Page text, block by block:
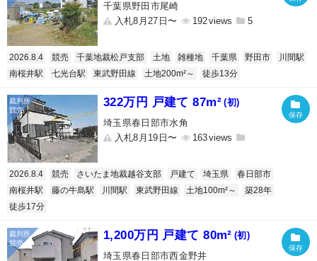
千葉県野田市尾崎
入札8月27日〜
192 5
2026.8.4 競売 千葉地裁松戸支部 土地 雑種地 千葉県 野田市
川間駅
南桜井駅
七光台駅 東武野田線 土地200m²～ 徒歩13分
322万円 戸建て 87m² (初)
埼玉県春日部市水角
入札8月19日〜
163
2026.8.4 競売 さいたま地裁越谷支部 戸建て 埼玉県
春日部市
南桜井駅
藤の牛島駅 川間駅 東武野田線 土地100m²～
築28年
徒歩17分
1,200万円 戸建て 80m² (初)
埼玉県春日部市西金野井